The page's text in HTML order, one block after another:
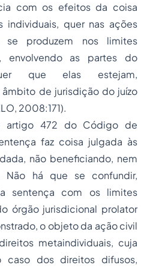
com os efeitos da coisa
individuais, quer nas ações
se produzem nos limites
envolvendo as partes do
que elas estejam,
de jurisdição do juízo
2008:171).
artigo 472 do Código de
faz coisa julgada às
não beneficiando, nem
Não há que se confundir,
sentença com os limites
órgão jurisdicional prolator
o objeto da ação civil
metaindividuais, cuja
dos direitos difusos,